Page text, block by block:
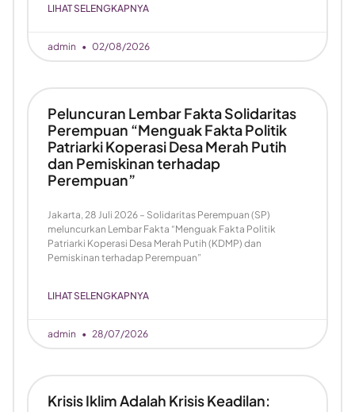
LIHAT SELENGKAPNYA
admin 02/08/2026
Peluncuran Lembar Fakta Solidaritas
Perempuan “Menguak Fakta Politik
Patriarki Koperasi Desa Merah Putih
dan Pemiskinan terhadap
Perempuan”
Jakarta, 28 Juli 2026 – Solidaritas Perempuan (SP)
meluncurkan Lembar Fakta “Menguak Fakta Politik
Patriarki Koperasi Desa Merah Putih (KDMP) dan
Pemiskinan terhadap Perempuan”
LIHAT SELENGKAPNYA
admin 28/07/2026
Krisis Iklim Adalah Krisis Keadilan: